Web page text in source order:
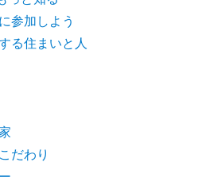
参加しよう
る住まいと人
だわり